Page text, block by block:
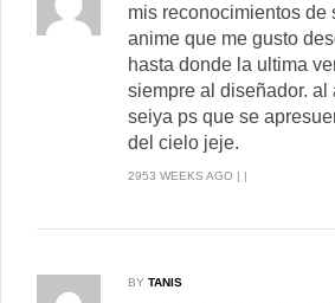
mis reconocimientos de
anime que me gusto
hasta donde la ultima
siempre al diseñador. al
seiya ps que se
del cielo jeje.
2953 WEEKS AGO | |
BY TANIS